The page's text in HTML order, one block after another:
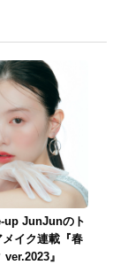
up JunJunのト
メイク連載『春
ver.2023』